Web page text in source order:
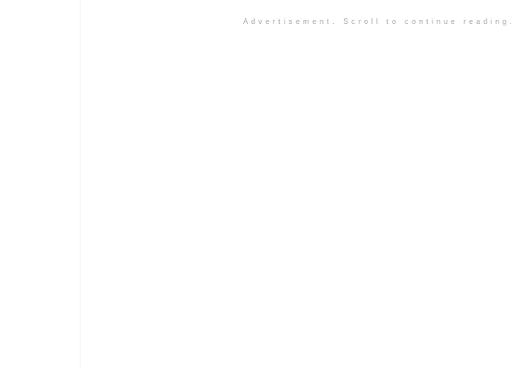
Advertisement. Scroll to continue reading.